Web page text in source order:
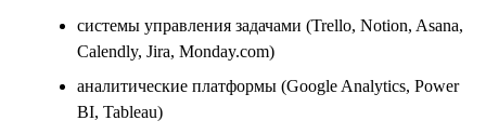
системы управления задачами (Trello, Notion, Asana,
Calendly, Jira, Monday.com)
аналитические платформы (Google Analytics, Power
BI, Tableau)